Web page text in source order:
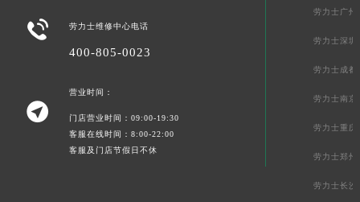
 劳力士维修中心电话
400-805-0023

营业时间：
门店营业时间：09:00-19:30
客服在线时间：8:00-22:00
客服及门店节假日不休
劳力士广州
劳力士深圳
劳力士成都
劳力士南京
劳力士重庆
劳力士郑州
劳力士长沙